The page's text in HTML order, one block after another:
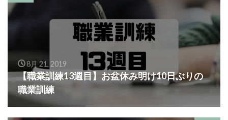
8月 21, 2019
【職業訓練13週目】お盆休み明け10日ぶりの
職業訓練